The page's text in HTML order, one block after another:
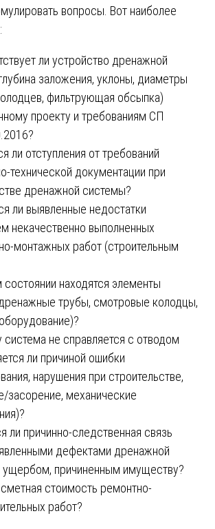
вопросы. Вот наиболее
ли устройство дренажной
заложения, уклоны, диаметры
фильтрующая обсыпка)
проекту и требованиям СП
отступления от требований
технической документации при
дренажной системы?
ли выявленные недостатки
некачественно выполненных
монтажных работ (строительным
находятся элементы
трубы, смотровые колодцы,
не справляется с отводом
ли причиной ошибки
нарушения при строительстве,
засорение, механические
причинно-следственная связь
дефектами дренажной
ущербом, причиненным имуществу?
стоимость ремонтно-
работ?